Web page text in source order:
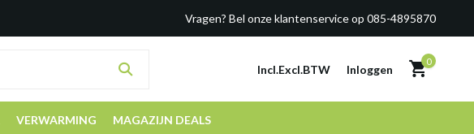
Vragen? Bel onze klantenservice op 085-4895870
Incl.Excl.BTW Inloggen
0
VERWARMING MAGAZIJN DEALS